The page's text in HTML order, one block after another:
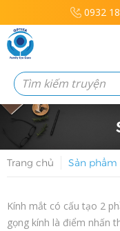
0932
Trang chủ Sản phẩm
Kính mắt có cấu tạo 2
gọng kính là điểm nhấn